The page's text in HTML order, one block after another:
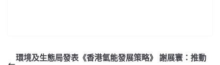
環境及生態局發表《香港氫能發展策略》 謝展寰：推動